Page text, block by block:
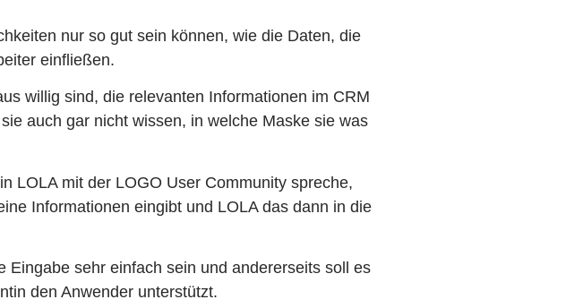
nur so gut sein können, wie die Daten, die
einfließen.
willig sind, die relevanten Informationen im CRM
auch gar nicht wissen, in welche Maske sie was
LOLA mit der LOGO User Community spreche,
Informationen eingibt und LOLA das dann in die
sehr einfach sein und andererseits soll es
den Anwender unterstützt.